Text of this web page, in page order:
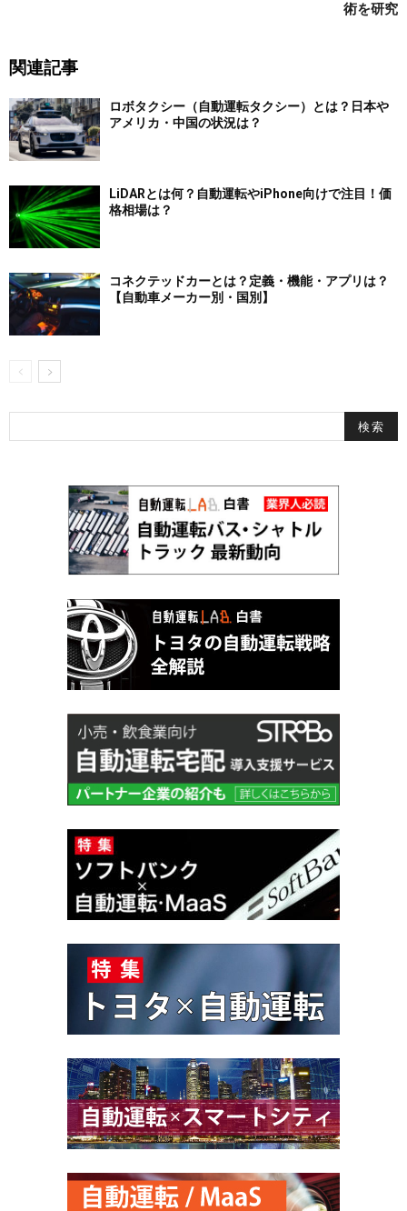
術を研究
関連記事
ロボタクシー（自動運転タクシー）とは？日本や
アメリカ・中国の状況は？
LiDARとは何？自動運転やiPhone向けで注目！価
格相場は？
コネクテッドカーとは？定義・機能・アプリは？
【自動車メーカー別・国別】